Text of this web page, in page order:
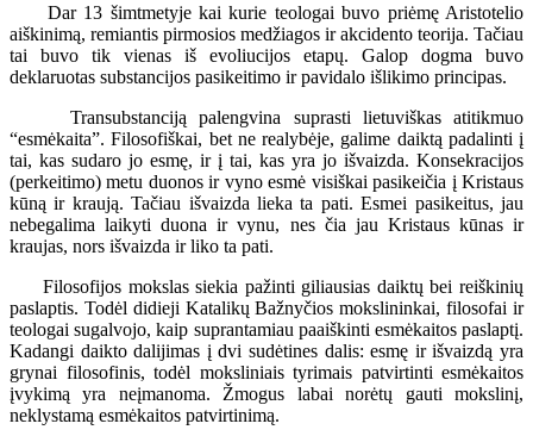
Dar 13 šimtmetyje kai kurie teologai buvo priėmę Aristotelio
aiškinimą, remiantis pirmosios medžiagos ir akcidento teorija. Tačiau
tai buvo tik vienas iš evoliucijos etapų. Galop dogma buvo
deklaruotas substancijos pasikeitimo ir pavidalo išlikimo principas.
Transubstanciją palengvina suprasti lietuviškas atitikmuo
“esmėkaita”. Filosofiškai, bet ne realybėje, galime daiktą padalinti į
tai, kas sudaro jo esmę, ir į tai, kas yra jo išvaizda. Konsekracijos
(perkeitimo) metu duonos ir vyno esmė visiškai pasikeičia į Kristaus
kūną ir kraują. Tačiau išvaizda lieka ta pati. Esmei pasikeitus, jau
nebegalima laikyti duona ir vynu, nes čia jau Kristaus kūnas ir
kraujas, nors išvaizda ir liko ta pati.
Filosofijos mokslas siekia pažinti giliausias daiktų bei reiškinių
paslaptis. Todėl didieji Katalikų Bažnyčios mokslininkai, filosofai ir
teologai sugalvojo, kaip suprantamiau paaiškinti esmėkaitos paslaptį.
Kadangi daikto dalijimas į dvi sudėtines dalis: esmę ir išvaizdą yra
grynai filosofinis, todėl moksliniais tyrimais patvirtinti esmėkaitos
įvykimą yra neįmanoma. Žmogus labai norėtų gauti mokslinį,
neklystamą esmėkaitos patvirtinimą.